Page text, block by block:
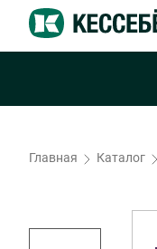
Главная Каталог